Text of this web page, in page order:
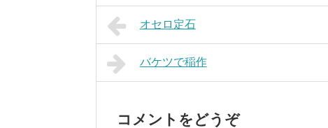
オセロ定石
バケツで稲作
コメントをどうぞ